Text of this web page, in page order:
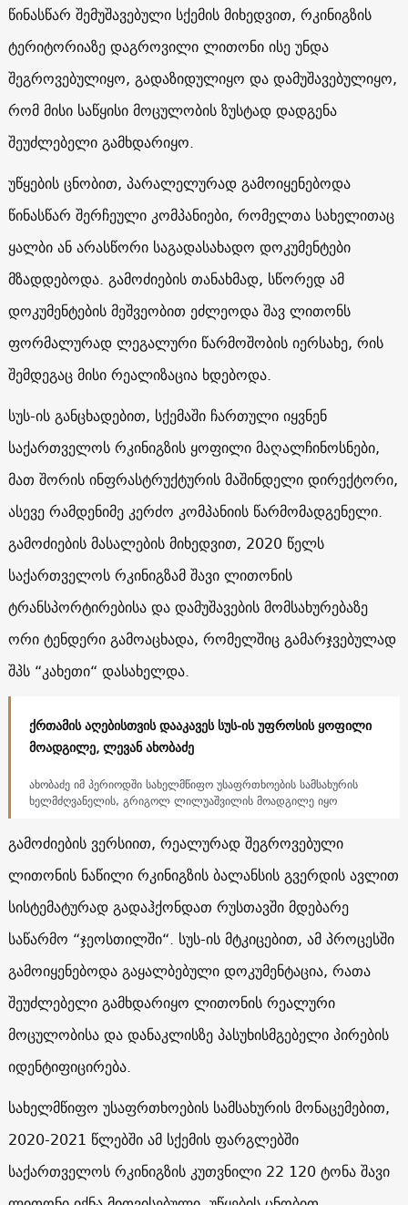
წინასწარ შემუშავებული სქემის მიხედვით, რკინიგზის
ტერიტორიაზე დაგროვილი ლითონი ისე უნდა
შეგროვებულიყო, გადაზიდულიყო და დამუშავებულიყო,
რომ მისი საწყისი მოცულობის ზუსტად დადგენა
შეუძლებელი გამხდარიყო.
უწყების ცნობით, პარალელურად გამოიყენებოდა
წინასწარ შერჩეული კომპანიები, რომელთა სახელითაც
ყალბი ან არასწორი საგადასახადო დოკუმენტები
მზადდებოდა. გამოძიების თანახმად, სწორედ ამ
დოკუმენტების მეშვეობით ეძლეოდა შავ ლითონს
ფორმალურად ლეგალური წარმოშობის იერსახე, რის
შემდეგაც მისი რეალიზაცია ხდებოდა.
სუს-ის განცხადებით, სქემაში ჩართული იყვნენ
საქართველოს რკინიგზის ყოფილი მაღალჩინოსნები,
მათ შორის ინფრასტრუქტურის მაშინდელი დირექტორი,
ასევე რამდენიმე კერძო კომპანიის წარმომადგენელი.
გამოძიების მასალების მიხედვით, 2020 წელს
საქართველოს რკინიგზამ შავი ლითონის
ტრანსპორტირებისა და დამუშავების მომსახურებაზე
ორი ტენდერი გამოაცხადა, რომელშიც გამარჯვებულად
შპს “კახეთი“ დასახელდა.
ქრთამის აღებისთვის დააკავეს სუს-ის უფროსის ყოფილი
მოადგილე, ლევან ახობაძე
ახობაძე იმ პერიოდში სახელმწიფო უსაფრთხოების სამსახურის
ხელმძღვანელის, გრიგოლ ლილუაშვილის მოადგილე იყო
გამოძიების ვერსიით, რეალურად შეგროვებული
ლითონის ნაწილი რკინიგზის ბალანსის გვერდის ავლით
სისტემატურად გადაჰქონდათ რუსთავში მდებარე
საწარმო “ჯეოსთილში“. სუს-ის მტკიცებით, ამ პროცესში
გამოიყენებოდა გაყალბებული დოკუმენტაცია, რათა
შეუძლებელი გამხდარიყო ლითონის რეალური
მოცულობისა და დანაკლისზე პასუხისმგებელი პირების
იდენტიფიცირება.
სახელმწიფო უსაფრთხოების სამსახურის მონაცემებით,
2020-2021 წლებში ამ სქემის ფარგლებში
საქართველოს რკინიგზის კუთვნილი 22 120 ტონა შავი